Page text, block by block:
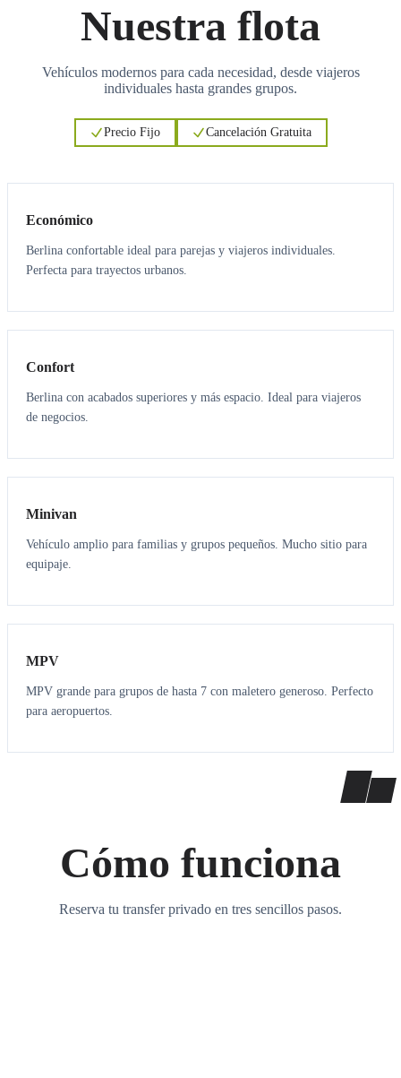
Nuestra flota
Vehículos modernos para cada necesidad, desde viajeros
individuales hasta grandes grupos.
Precio Fijo Cancelación Gratuita
Económico
Berlina confortable ideal para parejas y viajeros individuales.
Perfecta para trayectos urbanos.
3 3
Confort
Berlina con acabados superiores y más espacio. Ideal para viajeros
de negocios.
6 5
Minivan
Vehículo amplio para familias y grupos pequeños. Mucho sitio para
equipaje.
7 7
MPV
MPV grande para grupos de hasta 7 con maletero generoso. Perfecto
para aeropuertos.
Cómo funciona
Reserva tu transfer privado en tres sencillos pasos.